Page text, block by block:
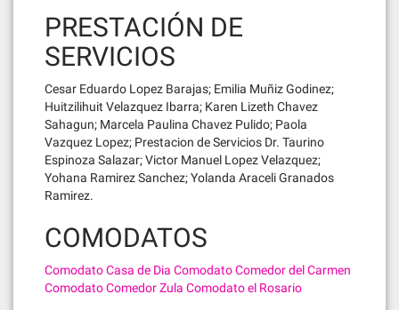
PRESTACIÓN DE
SERVICIOS
Cesar Eduardo Lopez Barajas; Emilia Muñiz Godinez;
Huitzilihuit Velazquez Ibarra; Karen Lizeth Chavez
Sahagun; Marcela Paulina Chavez Pulido; Paola
Vazquez Lopez; Prestacion de Servicios Dr. Taurino
Espinoza Salazar; Victor Manuel Lopez Velazquez;
Yohana Ramirez Sanchez; Yolanda Araceli Granados
Ramirez.
COMODATOS
Comodato Casa de Dia Comodato Comedor del Carmen
Comodato Comedor Zula Comodato el Rosario